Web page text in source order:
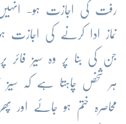
رفت کی اجازت ہو-
نماز ادا کرنے کی اجازت
جن کی بنا پر وہ سیز
ہر شخص چاہتا ہے کہ سیز
محاصرہ ختم ہو جائے اور